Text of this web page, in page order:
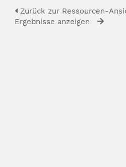
Zurück zur Ressourcen-
Ergebnisse anzeigen